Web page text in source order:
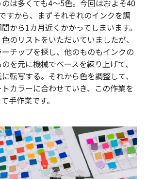
は多くても4〜5色。今回はおよそ40
すから、まずそれぞれのインクを調
から1カ月近くかかってしまいます。
のリストをいただいていましたが、
チップを探し、他のものもインクの
を元に機械でベースを練り上げて、
転写する。それから色を調整して、
カラーに合わせていき、この作業を
手作業です。